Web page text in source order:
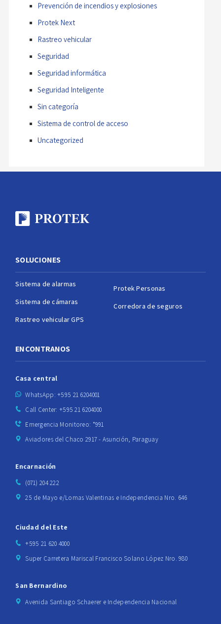
Prevención de incendios y explosiones
Protek Next
Rastreo vehicular
Seguridad
Seguridad informática
Seguridad Inteligente
Sin categoría
Sistema de control de acceso
Uncategorized
SOLUCIONES
Sistema de alarmas
Sistema de cámaras
Rastreo vehicular GPS
Protek Personas
Corredora de seguros
ENCONTRANOS
Casa central
WhatsApp: +595 21 6204001
Call Center: +595 21 6204000
Emergencia Monitoreo: *991
Aviadores del Chaco 2917 - Asunción, Paraguay
Encarnación
(071) 204 222
25 de Mayo e/Lomas Valentinas e Independencia Nro. 646
Ciudad del Este
+595 21 620 4000
Super Carretera Mariscal Francisco Solano López Nro. 980
San Bernardino
Avenida Santiago Schaerer e Independencia Nacional